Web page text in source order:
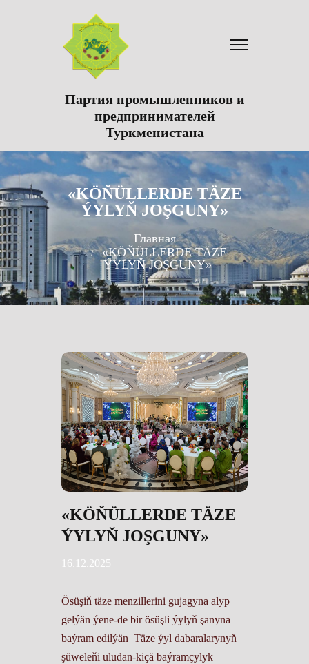
Партия промышленников и
предпринимателей
Туркменистана
«KÖŇÜLLERDE TÄZE
ÝYLYŇ JOŞGUNY»
Главная
«KÖŇÜLLERDE TÄZE
ÝYLYŇ JOŞGUNY»
«KÖŇÜLLERDE TÄZE
ÝYLYŇ JOŞGUNY»
16.12.2025
Ösüşiň täze menzillerini gujagyna alyp
gelýän ýene-de bir ösüşli ýylyň şanyna
baýram edilýän Täze ýyl dabaralarynyň
şüweleňi uludan-kiçä baýramçylyk